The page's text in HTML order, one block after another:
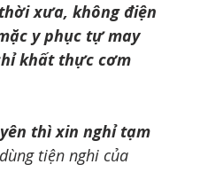
xưa, không điện
y phục tự may
khất thực cơm
thì xin nghỉ tạm
tiện nghi của